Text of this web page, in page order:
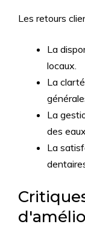
Les retours
La
locaux.
La
La
des
La